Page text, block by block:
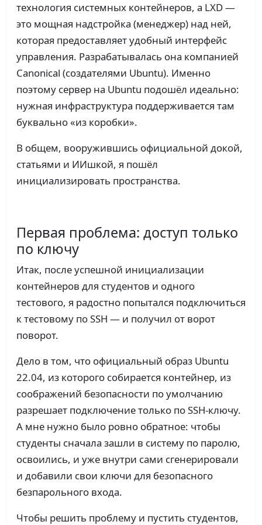
технология системных контейнеров, а LXD —
это мощная надстройка (менеджер) над ней,
которая предоставляет удобный интерфейс
управления. Разрабатывалась она компанией
Canonical (создателями Ubuntu). Именно
поэтому сервер на Ubuntu подошёл идеально:
нужная инфраструктура поддерживается там
буквально «из коробки».
В общем, вооружившись официальной докой,
статьями и ИИшкой, я пошёл
инициализировать пространства.
Первая проблема: доступ только
по ключу
Итак, после успешной инициализации
контейнеров для студентов и одного
тестового, я радостно попытался подключиться
к тестовому по SSH — и получил от ворот
поворот.
Дело в том, что официальный образ Ubuntu
22.04, из которого собирается контейнер, из
соображений безопасности по умолчанию
разрешает подключение только по SSH-ключу.
А мне нужно было ровно обратное: чтобы
студенты сначала зашли в систему по паролю,
освоились, и уже внутри сами сгенерировали
и добавили свои ключи для безопасного
безпарольного входа.
Чтобы решить проблему и пустить студентов,